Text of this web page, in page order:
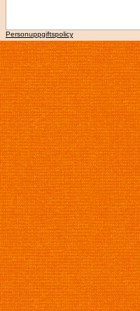
Personuppgiftspolicy